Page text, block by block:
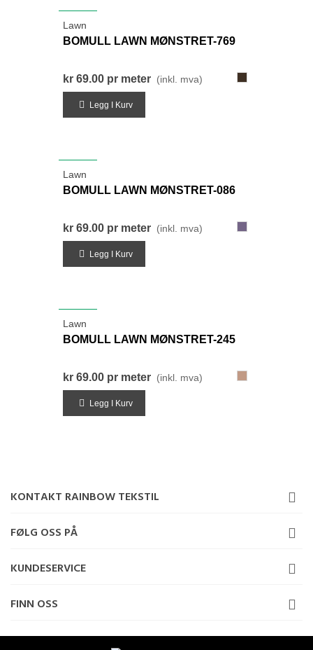
Lawn
BOMULL LAWN MØNSTRET-769
kr 69.00 pr meter (inkl. mva)
Legg I Kurv
Lawn
BOMULL LAWN MØNSTRET-086
kr 69.00 pr meter (inkl. mva)
Legg I Kurv
Lawn
BOMULL LAWN MØNSTRET-245
kr 69.00 pr meter (inkl. mva)
Legg I Kurv
KONTAKT RAINBOW TEKSTIL
FØLG OSS PÅ
KUNDESERVICE
FINN OSS